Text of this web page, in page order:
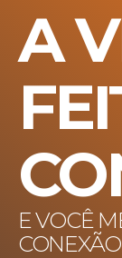
A
E VOCÊ